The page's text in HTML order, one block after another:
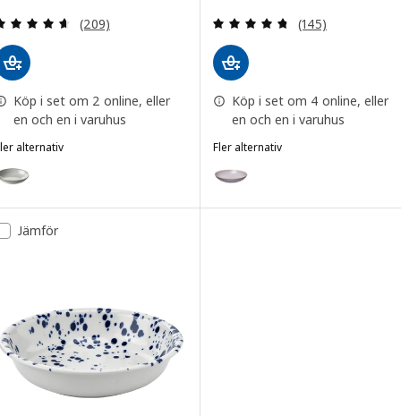
Recension: 4.6 utanför 5 stjärnor. Totalt antal
(209)
Köp i set om 2 online, eller
en och en i varuhus
alternativ
GLADELIG, Djup tallrik, grå, 21 cm
GLADELIG, Djup tallrik, mörkgrå, 21 cm
Recension:
(145)
Köp i set om 4 online, eller
en och en i varuhus
Fler alternativ
Alternativ: FÄRGKLAR, Djup
Alternativ: FÄRGKLAR, Djup
Jämför